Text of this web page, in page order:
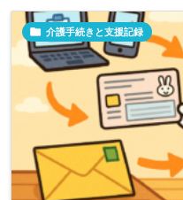
 介護手続きと支援記録